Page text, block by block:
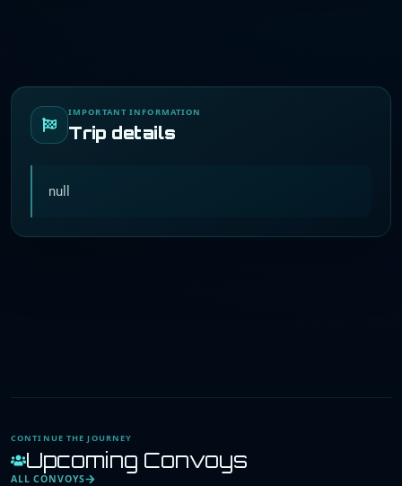
IMPORTANT INFORMATION
Trip details
null
CONTINUE THE JOURNEY
Upcoming Convoys
ALL CONVOYS